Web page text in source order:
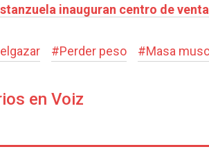
inauguran centro de
#Perder peso #Masa
en Voiz